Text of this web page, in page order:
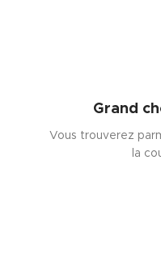
Grand
Vous trouverez
la